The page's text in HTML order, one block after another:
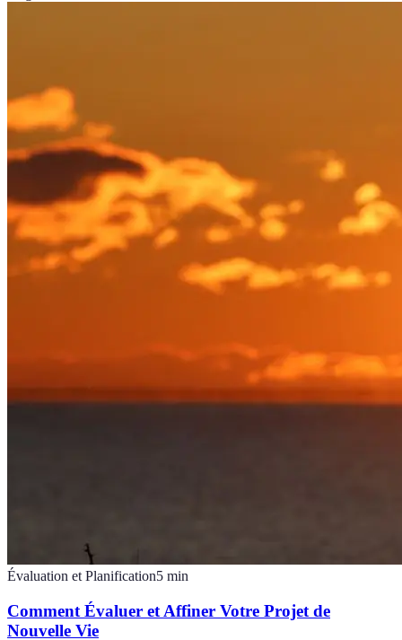
Évaluation et Planification5 min
Comment Évaluer et Affiner Votre Projet de
Nouvelle Vie